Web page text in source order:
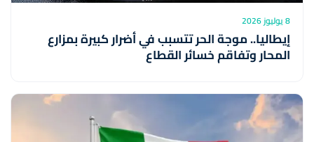
8 يوليوز 2026
إيطاليا.. موجة الحر تتسبب في أضرار كبيرة بمزارع
المحار وتفاقم خسائر القطاع